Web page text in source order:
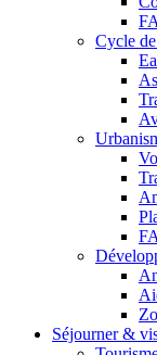
Cycle de
Séjourner &